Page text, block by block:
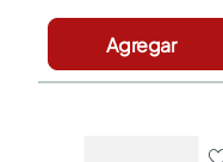
Agregar